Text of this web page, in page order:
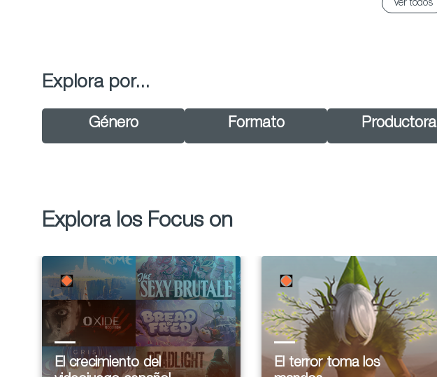
Ver todos
Explora por...
Género Formato Productora
Explora los Focus on
El crecimiento del
El terror toma los